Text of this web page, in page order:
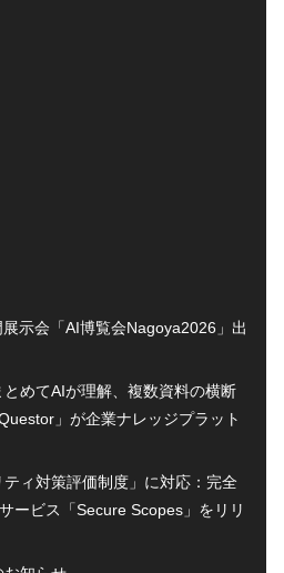
示会「AI博覧会Nagoya2026」出
めてAIが理解、複数資料の横断
」が企業ナレッジプラット
ィ対策評価制度」に対応：完全
ービス「Secure Scopes」をリリ